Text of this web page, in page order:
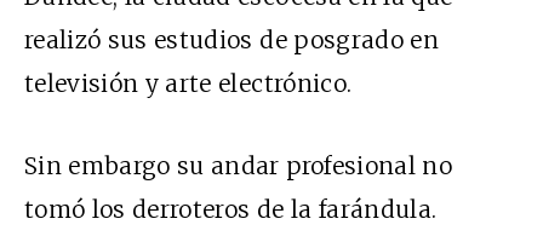
realizó sus estudios de posgrado en
televisión y arte electrónico.
Sin embargo su andar profesional no
tomó los derroteros de la farándula.